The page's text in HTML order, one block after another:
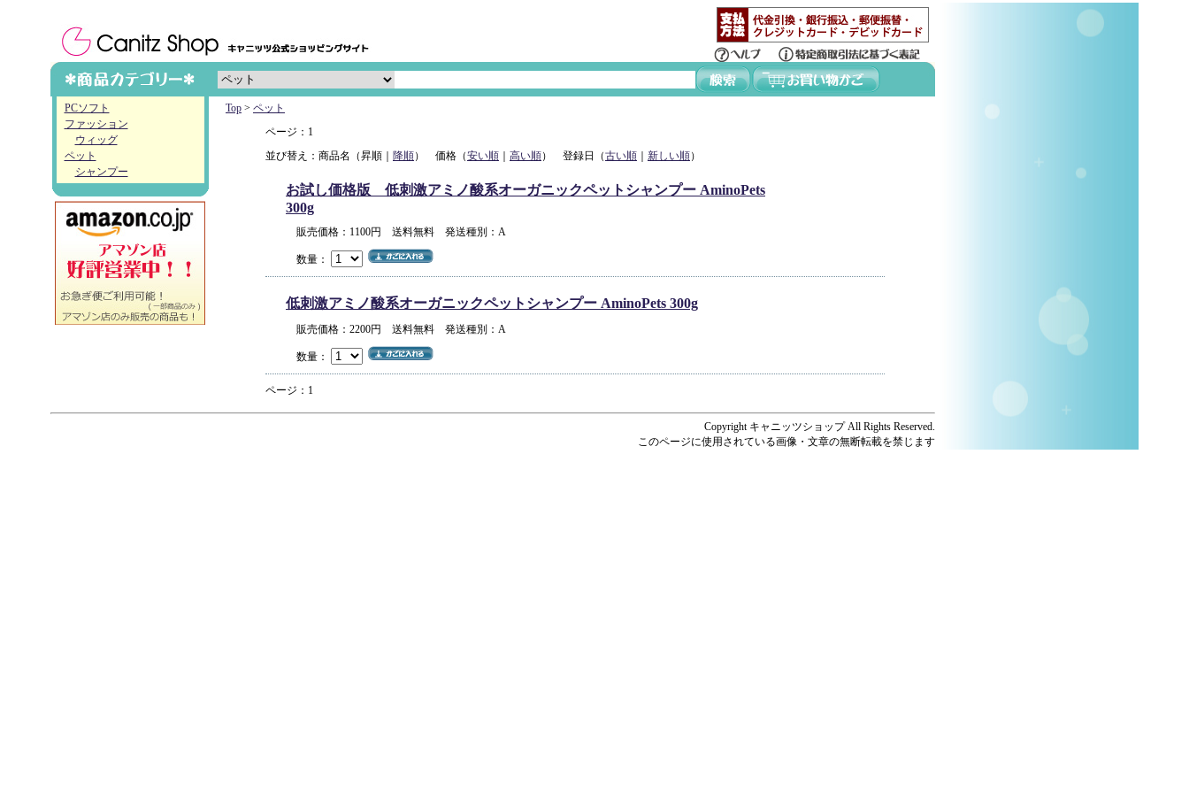
PCソフト
ファッション
ウィッグ
ペット
シャンプー
Top > ペット
ページ：1
並び替え：商品名（昇順｜ 降順） 価格（安い順 高い順） 登録日（古い順 新しい順）
お試し価格版 低刺激アミノ酸系オーガニックペットシャンプー AminoPets
300g
販売価格：1100円 送料無料 発送種別：A
数量：
低刺激アミノ酸系オーガニックペットシャンプー AminoPets 300g
販売価格：2200円 送料無料 発送種別：A
数量：
ページ：1
Copyright キャニッツショップ All Rights Reserved.
このページに使用されている画像・文章の無断転載を禁じます